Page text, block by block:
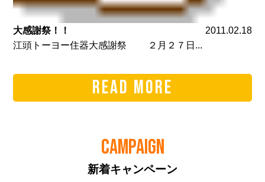
大感謝祭！！
2011.02.18
江頭トーヨー住器大感謝祭 ２月２７日...
READ MORE
CAMPAIGN
新着キャンペーン